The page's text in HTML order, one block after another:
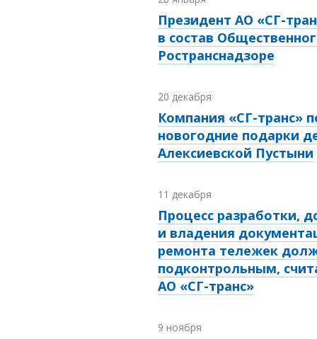
Президент АО «СГ-
в состав
Ространснадзоре
20 декабря
Компания «СГ-транс»
новогодние подарки
Алексиевской Пустыни
11 декабря
Процесс разработки,
и владения
ремонта тележек
подконтрольным,
АО «СГ-транс»
9 ноября